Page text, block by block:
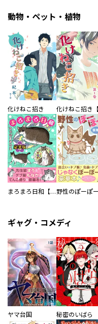
動物・ペット・植物
化けねこ招き
まろまろ日和【豪華版】
ギャグ・コメディ
ヤマ台国 秘密のいばら